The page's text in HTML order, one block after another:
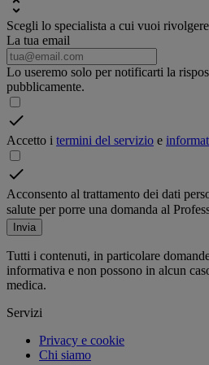
Scegli lo specialista a cui vuoi
La tua email
Lo useremo solo per notificarti la
pubblicamente.
Accetto i termini del servizio e
Acconsento al trattamento dei dati
salute per porre una domanda al
Invia
Tutti i contenuti, in particolare
informativa e non possono in alcun
medica.
Servizi
Privacy e cookie
Chi siamo